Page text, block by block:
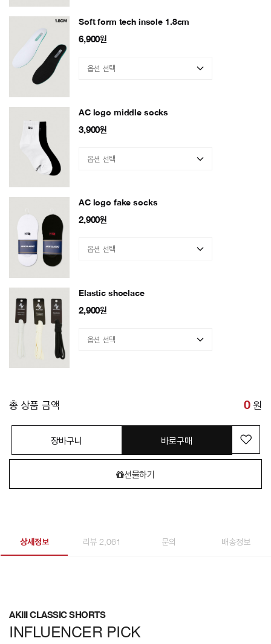
Soft form tech insole 1.8cm
6,900원
AC logo middle socks
3,900원
AC logo fake socks
2,900원
Elastic shoelace
2,900원
총 상품 금액 0 원
장바구니 바로구매
선물하기
상세정보 리뷰 2,061 문의 배송정보
AKIII CLASSIC SHORTS
INFLUENCER PICK